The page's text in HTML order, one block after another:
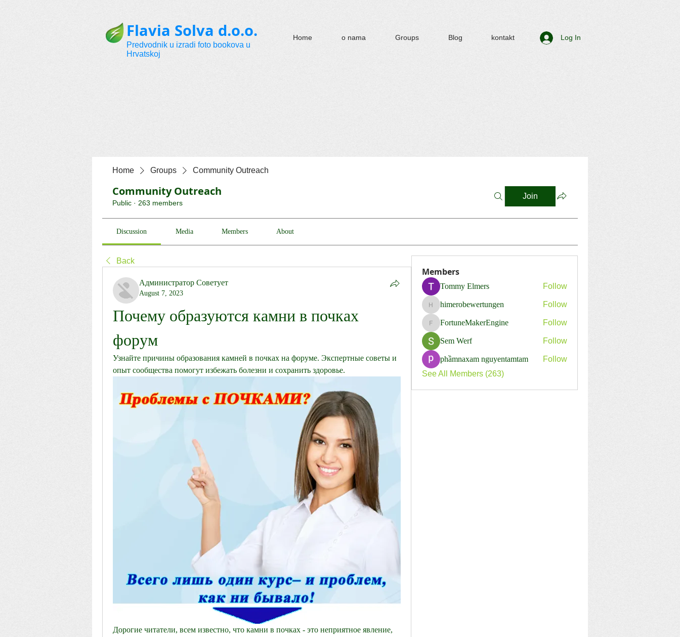
Flavia Solva d.o.o.
Predvodnik u izradi foto bookova u
Hrvatskoj
Home o nama Groups Blog kontakt Log In
Home Groups Community Outreach
Community Outreach
Public · 263 members
Join
Discussion Media Members About
Back
Администратор Советует
August 7, 2023
Почему образуются камни в почках
форум
Узнайте причины образования камней в почках на форуме. Экспертные советы и
опыт сообщества помогут избежать болезни и сохранить здоровье.
Дорогие читатели, всем известно, что камни в почках - это неприятное явление,
Members
Tommy Elmers Follow
himerobewertungen
himerobewertungen Follow
FortuneMakerEngine
FortuneMakerEngine Follow
Sem Werf Follow
phầmnaxam nguyentamtam
Follow
See All Members (263)